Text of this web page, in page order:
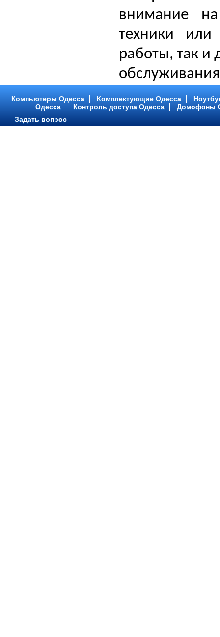
внимание на
техники
работы, так и
Компьютеры Одесса Комплектующие Одесса
Одесса
Контроль доступа Одесса
Домофоны
Задать вопрос